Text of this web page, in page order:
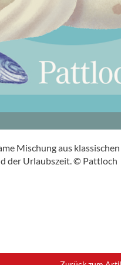
Mischung aus
der Urlaubszeit. © Pattloch